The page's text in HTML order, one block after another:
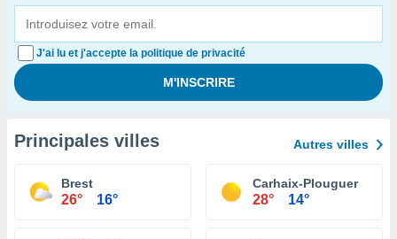
J'ai lu et j'accepte la politique de privacité
Principales villes Autres villes
Brest
26° 16°
Carhaix-Plouguer
28° 14°